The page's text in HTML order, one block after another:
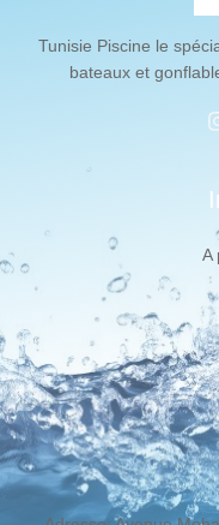
Tunisie Piscine le
bateaux et
A